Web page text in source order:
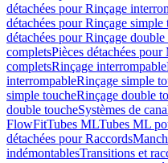
détachées pour Rinçage
détachées pour Rinçage simple
détachées pour Rinçage double
completsPièces détachées pour
completsRinçage interrompable
interrompableRinçage simple
simple toucheRinçage double
double toucheSystèmes de
FlowFitTubes MLTubes ML
détachées pour Raccords
indémontablesTransitions et